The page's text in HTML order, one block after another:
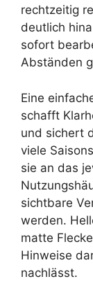
rechtzeitig
deutlich
sofort
Abständen
Eine
schafft
und sichert
viele
sie an das
sichtbare
werden.
matte
Hinweise
nachlässt.